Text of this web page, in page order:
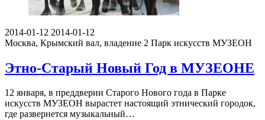
2014-01-12 2014-01-12
Москва, Крымский вал, владение 2 Парк искусств МУЗЕОН
Этно-Старый Новый Год в МУЗЕОНЕ
12 января, в преддверии Старого Нового года в Парке
искусств МУЗЕОН вырастет настоящий этнический городок,
где развернется музыкальный…